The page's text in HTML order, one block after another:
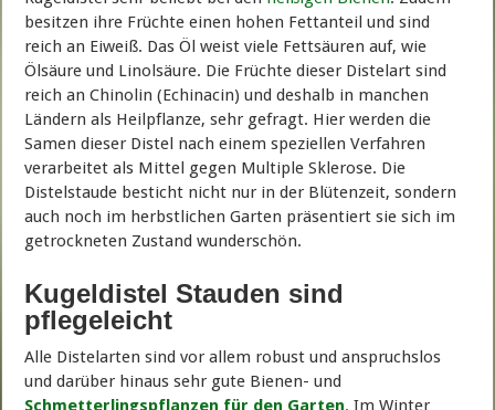
besitzen ihre Früchte einen hohen Fettanteil und sind
reich an Eiweiß. Das Öl weist viele Fettsäuren auf, wie
Ölsäure und Linolsäure. Die Früchte dieser Distelart sind
reich an Chinolin (Echinacin) und deshalb in manchen
Ländern als Heilpflanze, sehr gefragt. Hier werden die
Samen dieser Distel nach einem speziellen Verfahren
verarbeitet als Mittel gegen Multiple Sklerose. Die
Distelstaude besticht nicht nur in der Blütenzeit, sondern
auch noch im herbstlichen Garten präsentiert sie sich im
getrockneten Zustand wunderschön.
Kugeldistel Stauden sind
pflegeleicht
Alle Distelarten sind vor allem robust und anspruchslos
und darüber hinaus sehr gute Bienen- und
Schmetterlingspflanzen für den Garten. Im Winter